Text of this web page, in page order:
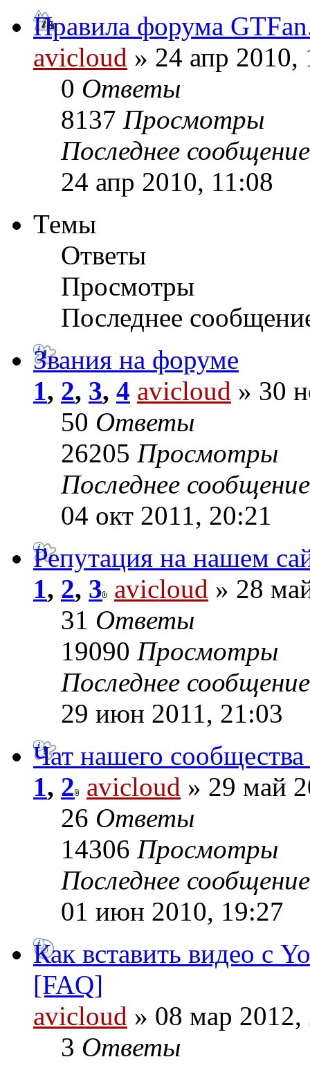
Правила форума
avicloud » 24 апр 2010,
0 Ответы
8137 Просмотры
Последнее
24 апр 2010, 11:08
Темы
Ответы
Просмотры
Последнее
Звания на форуме
1, 2, 3, 4 avicloud » 30
50 Ответы
26205 Просмотры
Последнее
04 окт 2011, 20:21
Репутация на нашем
1, 2, 3 avicloud » 28
31 Ответы
19090 Просмотры
Последнее
29 июн 2011, 21:03
Чат нашего
1, 2 avicloud » 29 май
26 Ответы
14306 Просмотры
Последнее
01 июн 2010, 19:27
Как вставить видео с
[FAQ]
avicloud » 08 мар 2012,
3 Ответы